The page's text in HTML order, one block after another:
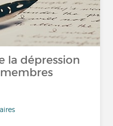
la dépression